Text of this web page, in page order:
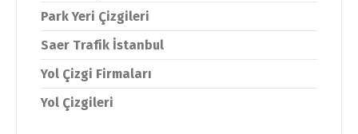
Park Yeri Çizgileri
Saer Trafik İstanbul
Yol Çizgi Firmaları
Yol Çizgileri